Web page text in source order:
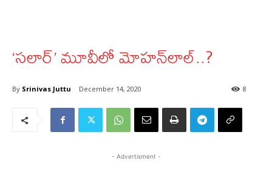
‘సలార్’ మూవీలో మోహన్‌లాల్..?
By Srinivas Juttu December 14, 2020 8
- Advertisment -